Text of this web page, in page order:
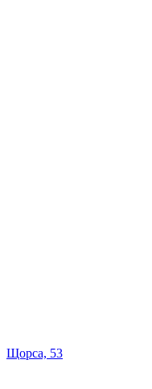
Щорса, 53